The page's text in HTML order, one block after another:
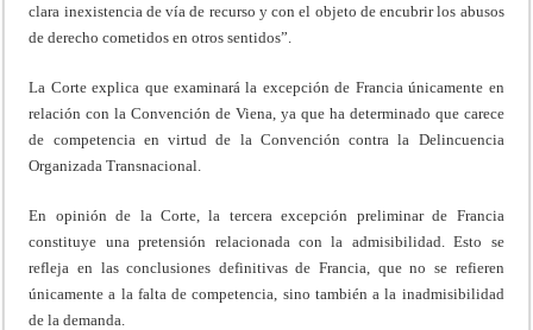
clara inexistencia de vía de recurso y con el objeto de encubrir los abusos
de derecho cometidos en otros sentidos”.
La Corte explica que examinará la excepción de Francia únicamente en
relación con la Convención de Viena, ya que ha determinado que carece
de competencia en virtud de la Convención contra la Delincuencia
Organizada Transnacional.
En opinión de la Corte, la tercera excepción preliminar de Francia
constituye una pretensión relacionada con la admisibilidad. Esto se
refleja en las conclusiones definitivas de Francia, que no se refieren
únicamente a la falta de competencia, sino también a la inadmisibilidad
de la demanda.